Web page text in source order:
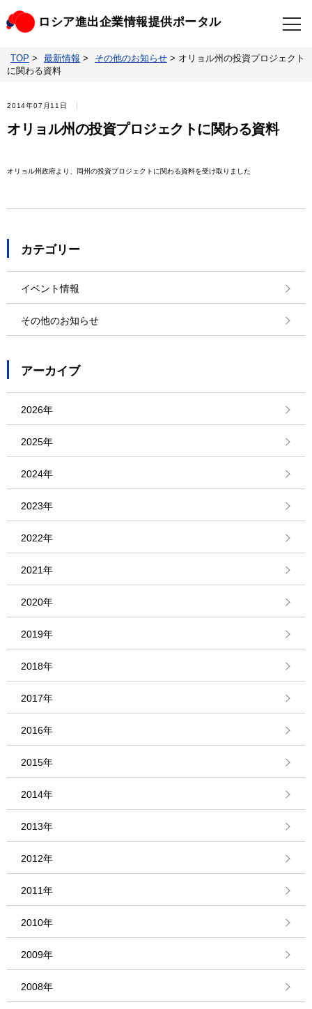
ロシア進出企業情報提供ポータル
TOP
ビジネスニュースクリップ
TOP > 最新情報 > その他のお知らせ > オリョル州の投資プロジェクト
に関わる資料
2014年07月11日
オリョル州の投資プロジェクトに関わる資料
オリョル州政府より、同州の投資プロジェクトに関わる資料を受け取りました
カテゴリー
イベント情報
その他のお知らせ
アーカイブ
2026年
2025年
2024年
2023年
2022年
2021年
2020年
2019年
2018年
2017年
2016年
2015年
2014年
2013年
2012年
2011年
2010年
2009年
2008年